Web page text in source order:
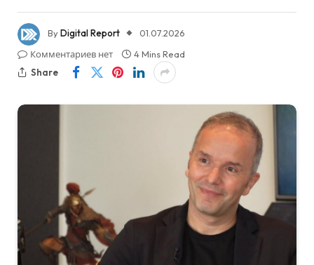
ByDigital Report
01.07.2026
Комментариев нет
4 Mins Read
Share